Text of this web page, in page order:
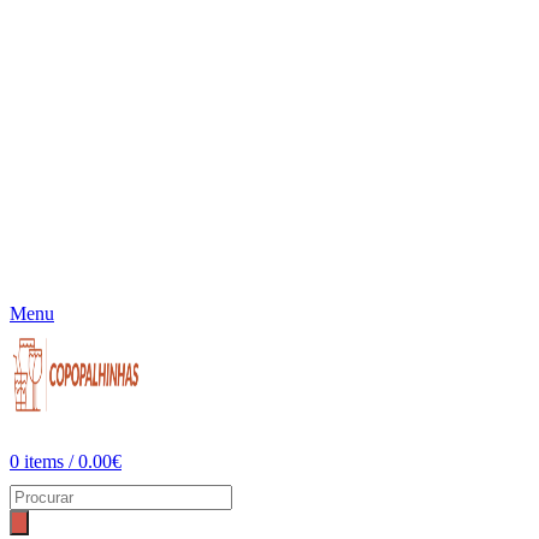
Menu
0 items / 0.00€